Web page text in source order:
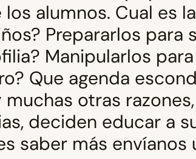
los alumnos. Cual es
Prepararlos para
Manipularlos
Que agenda
muchas otras
deciden educar a
saber más envíanos